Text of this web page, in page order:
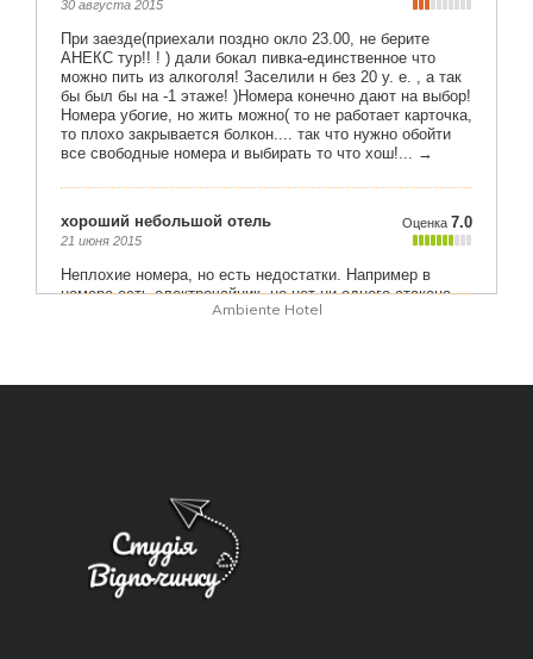
Ambiente Hotel